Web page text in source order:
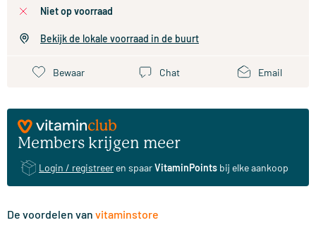
niet op voorraad
Bekijk de lokale voorraad in de buurt
Bewaar Chat Email
Members krijgen meer
Login / registreer en spaarVitaminPoints bij elke aankoop
De voordelen van vitaminstore